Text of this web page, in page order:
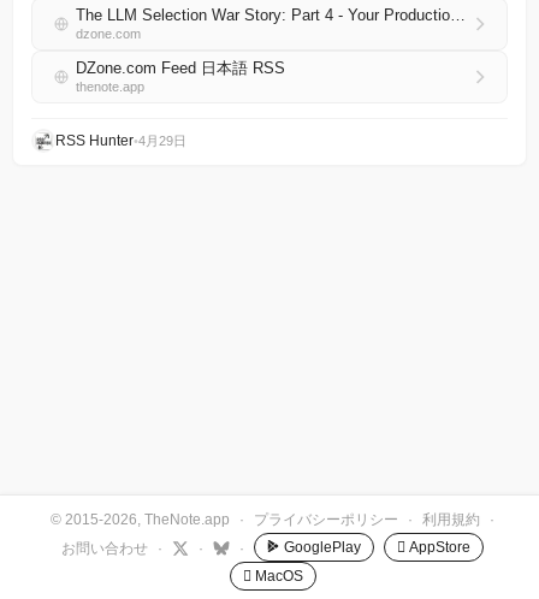
The LLM Selection War Story: Part 4 - Your Production Failure Testing Suite
dzone.com
DZone.com Feed 日本語 RSS
thenote.app
RSS Hunter•4月29日
© 2015-2026, TheNote.app · プライバシーポリシー · 利用規約
·
お問い合わせ
· · · GooglePlay
 AppStore
 MacOS